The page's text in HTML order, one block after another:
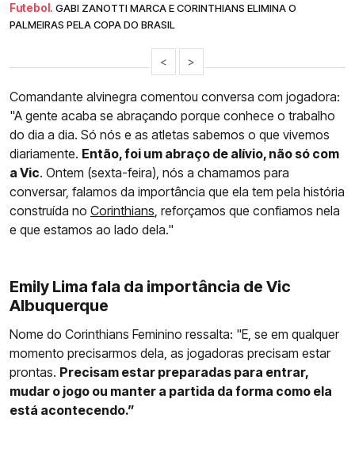
Futebol. GABI ZANOTTI MARCA E CORINTHIANS ELIMINA O
PALMEIRAS PELA COPA DO BRASIL
< >
Comandante alvinegra comentou conversa com jogadora:
"A gente acaba se abraçando porque conhece o trabalho
do dia a dia. Só nós e as atletas sabemos o que vivemos
diariamente. Então, foi um abraço de alívio, não só com
a Vic. Ontem (sexta-feira), nós a chamamos para
conversar, falamos da importância que ela tem pela história
construída no Corinthians, reforçamos que confiamos nela
e que estamos ao lado dela."
Emily Lima fala da importância de Vic
Albuquerque
Nome do Corinthians Feminino ressalta: "E, se em qualquer
momento precisarmos dela, as jogadoras precisam estar
prontas. Precisam estar preparadas para entrar,
mudar o jogo ou manter a partida da forma como ela
está acontecendo.”